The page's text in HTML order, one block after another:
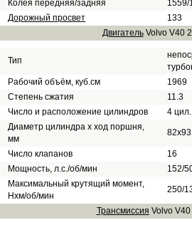
Колея передняя/задняя
1559/
Дорожный просвет
133
ДвигательVolvo V40
Тип
Рабочий объём, куб.см
1969
Степень сжатия
11.3
Число и расположение цилиндров
4
Диаметр цилиндра х ход поршня,
мм
Число клапанов
16
Мощность, л.с./об/мин
152/
Максимальный крутящий момент,
Нхм/об/мин
250/
Трансмиссия Volvo